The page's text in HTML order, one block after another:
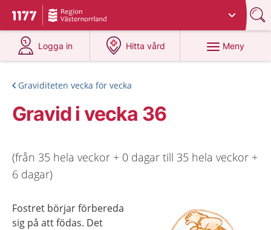
Till startsidan för 1177
Du har valt region
Logga in
på 1177.se
Hitta vård
på 1177.se
Meny
Graviditeten vecka för vecka
Gravid i vecka 36
(från 35 hela veckor + 0 dagar till 35 hela veckor +
6 dagar)
Fostret börjar förbereda
sig på att födas. Det